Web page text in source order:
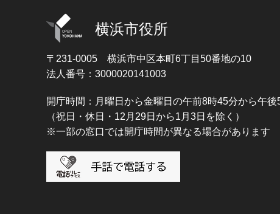
横浜市役所
〒231-0005 横浜市中区本町6丁目50番地の10
法人番号：3000020141003
開庁時間：月曜日から金曜日の午前8時45分から午
（祝日・休日・12月29日から1月3日を除く）
※一部の窓口では開庁時間が異なる場合があります